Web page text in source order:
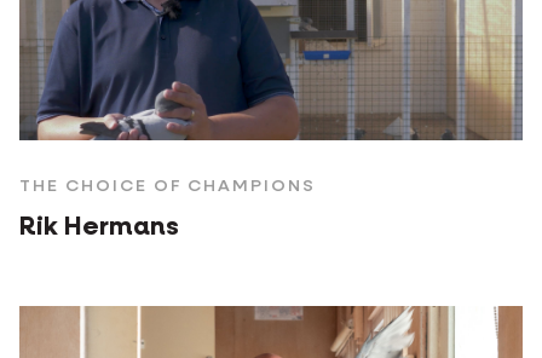
THE CHOICE OF CHAMPIONS
Rik Hermans